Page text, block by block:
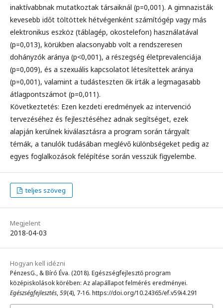
inaktívabbnak mutatkoztak társaiknál (p=0,001). A gimnazisták
kevesebb időt töltöttek hétvégenként számítógép vagy más
elektronikus eszköz (táblagép, okostelefon) használatával
(p=0,013), körükben alacsonyabb volt a rendszeresen
dohányzók aránya (p<0,001), a részegség életprevalenciája
(p=0,009), és a szexuális kapcsolatot létesítettek aránya
(p=0,001), valamint a tudásteszten ők írták a legmagasabb
átlagpontszámot (p=0,011).
Következtetés: Ezen kezdeti eredmények az intervenció
tervezéséhez és fejlesztéséhez adnak segítséget, ezek
alapján kerülnek kiválasztásra a program során tárgyalt
témák, a tanulók tudásában meglévő különbségeket pedig az
egyes foglalkozások felépítése során vesszük figyelembe.
teljes szöveg
Megjelent
2018-04-03
Hogyan kell idézni
PénzesG., & Bíró Éva. (2018). Egészségfejlesztő program
középiskolások körében: Az alapállapot felmérés eredményei.
Egészségfejlesztés,59(4), 7-16. https://doi.org/10.24365/ef.v59i4.291